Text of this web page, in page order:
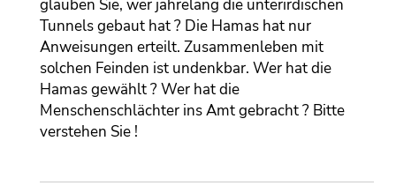
glauben Sie, wer jahrelang die unterirdischen
Tunnels gebaut hat ? Die Hamas hat nur
Anweisungen erteilt. Zusammenleben mit
solchen Feinden ist undenkbar. Wer hat die
Hamas gewählt ? Wer hat die
Menschenschlächter ins Amt gebracht ? Bitte
verstehen Sie !